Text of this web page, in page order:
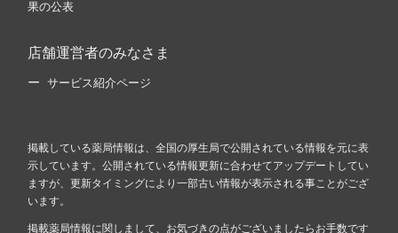
果の公表
店舗運営者のみなさま
サービス紹介ページ
掲載している薬局情報は、全国の厚生局で公開されている情報を元に表
示しています。公開されている情報更新に合わせてアップデートしてい
ますが、更新タイミングにより一部古い情報が表示される事ことがござ
います。
掲載薬局情報に関しまして、お気づきの点がございましたらお手数です